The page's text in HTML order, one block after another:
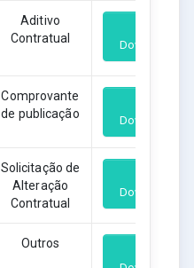
Aditivo
Contratual
Download
Comprovante
de publicação
Download
Solicitação de
Alteração
Contratual
Download
Outros